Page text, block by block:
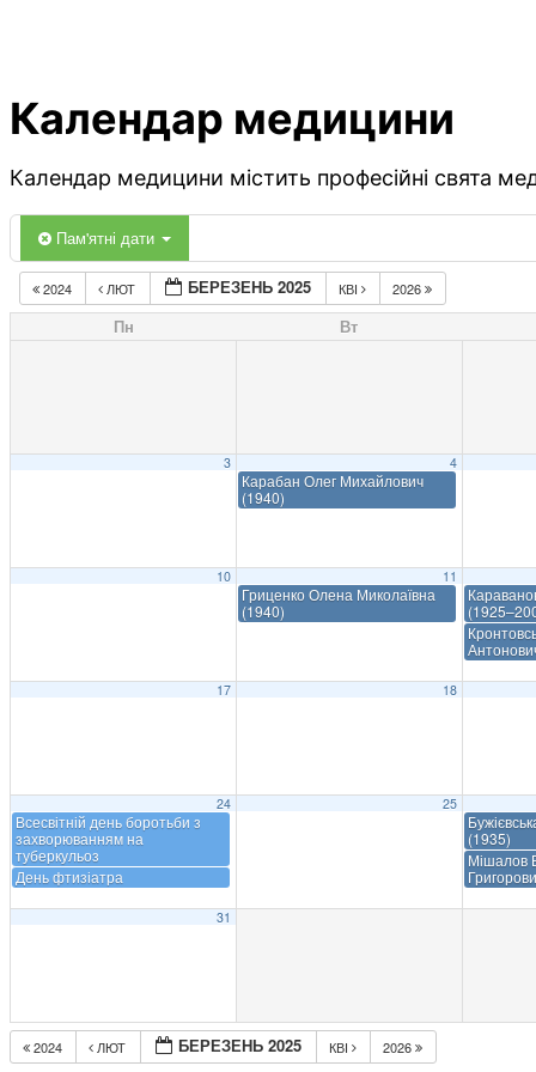
Календар медицини
Календар медицини містить професійні свята
Пам'ятні дати
2024 ЛЮТ БЕРЕЗЕНЬ 2025 КВІ 2026
Пн Вт
3 4
Карабан Олег Михайлович
(1940)
10 11
Гриценко Олена Миколаївна
(1940)
17 18
24
Всесвітній день боротьби з
захворюванням на
туберкульоз
День фтизіатра
25
(1935)
Мішалов
31
2024 ЛЮТ БЕРЕЗЕНЬ 2025 КВІ 2026